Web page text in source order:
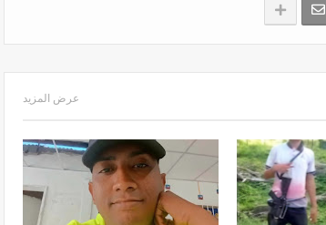
عرض المزيد